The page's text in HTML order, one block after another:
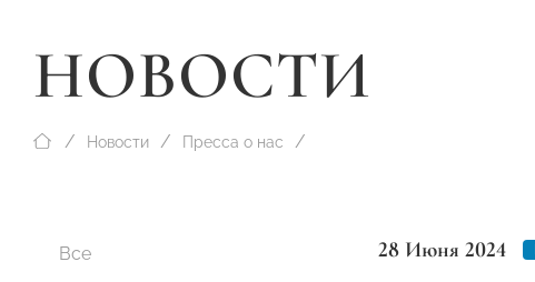
НОВОСТИ
Новости Пресса о нас
Все
28 Июня 2024